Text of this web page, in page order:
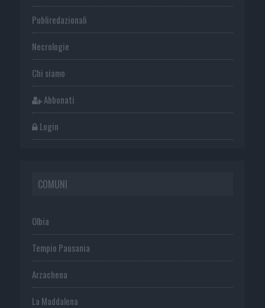
Publiredazionali
Necrologie
Chi siamo
Abbonati
Login
COMUNI
Olbia
Tempio Pausania
Arzachena
La Maddalena